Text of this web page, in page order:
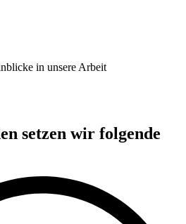
in unsere Arbeit
setzen wir folgende